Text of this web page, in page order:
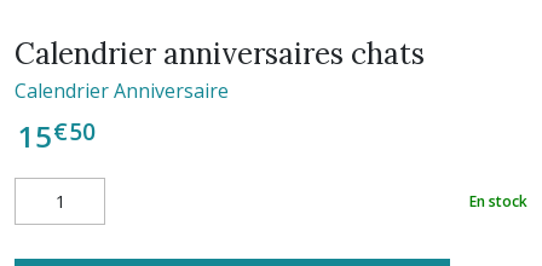
Calendrier anniversaires chats
Calendrier Anniversaire
15€50
En stock